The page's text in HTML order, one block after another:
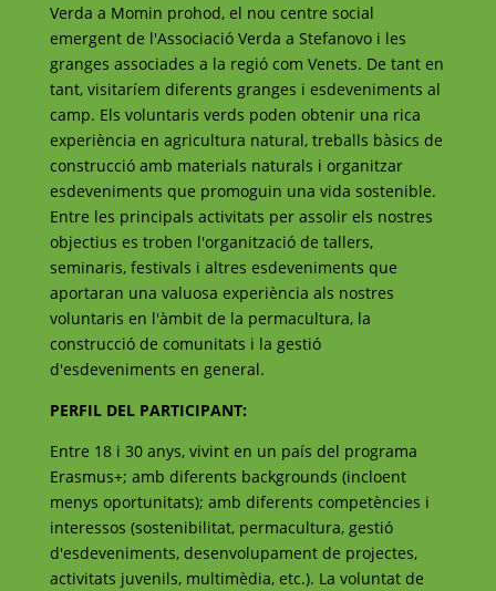
Verda a Momin prohod, el nou centre social
emergent de l'Associació Verda a Stefanovo i les
granges associades a la regió com Venets. De tant en
tant, visitaríem diferents granges i esdeveniments al
camp. Els voluntaris verds poden obtenir una rica
experiència en agricultura natural, treballs bàsics de
construcció amb materials naturals i organitzar
esdeveniments que promoguin una vida sostenible.
Entre les principals activitats per assolir els nostres
objectius es troben l'organització de tallers,
seminaris, festivals i altres esdeveniments que
aportaran una valuosa experiència als nostres
voluntaris en l'àmbit de la permacultura, la
construcció de comunitats i la gestió
d'esdeveniments en general.
PERFIL DEL PARTICIPANT:
Entre 18 i 30 anys, vivint en un país del programa
Erasmus+; amb diferents backgrounds (incloent
menys oportunitats); amb diferents competències i
interessos (sostenibilitat, permacultura, gestió
d'esdeveniments, desenvolupament de projectes,
activitats juvenils, multimèdia, etc.). La voluntat de